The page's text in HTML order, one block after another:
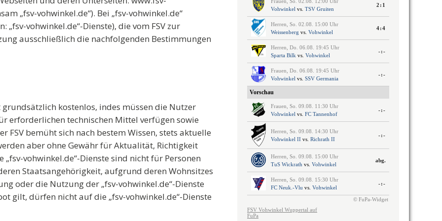
„fsv-vohwinkel.de“). Bei „fsv-vohwinkel.de“
vohwinkel.de“-Dienste), die vom FSV zur
ausschließlich die nachfolgenden Bestimmungen
kostenlos, indes müssen die Nutzer
erforderlichen technischen Mittel verfügen sowie
FSV bemüht sich nach bestem Wissen, stets aktuelle
aber ohne Gewähr für Aktualität, Richtigkeit
vohwinkel.de“-Dienste sind nicht für Personen
Staatsangehörigkeit, aufgrund deren Wohnsitzes
oder die Nutzung der „fsv-vohwinkel.de“-Dienste
gilt, dürfen nicht auf die „fsv-vohwinkel.de“-Dienste